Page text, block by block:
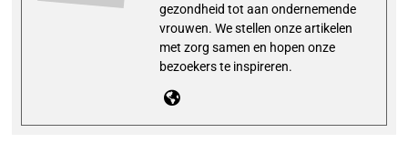
gezondheid tot aan ondernemende
vrouwen. We stellen onze artikelen
met zorg samen en hopen onze
bezoekers te inspireren.